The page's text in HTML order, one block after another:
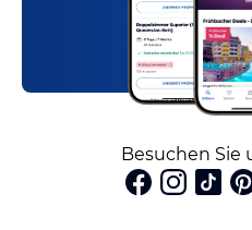
Besuchen Sie